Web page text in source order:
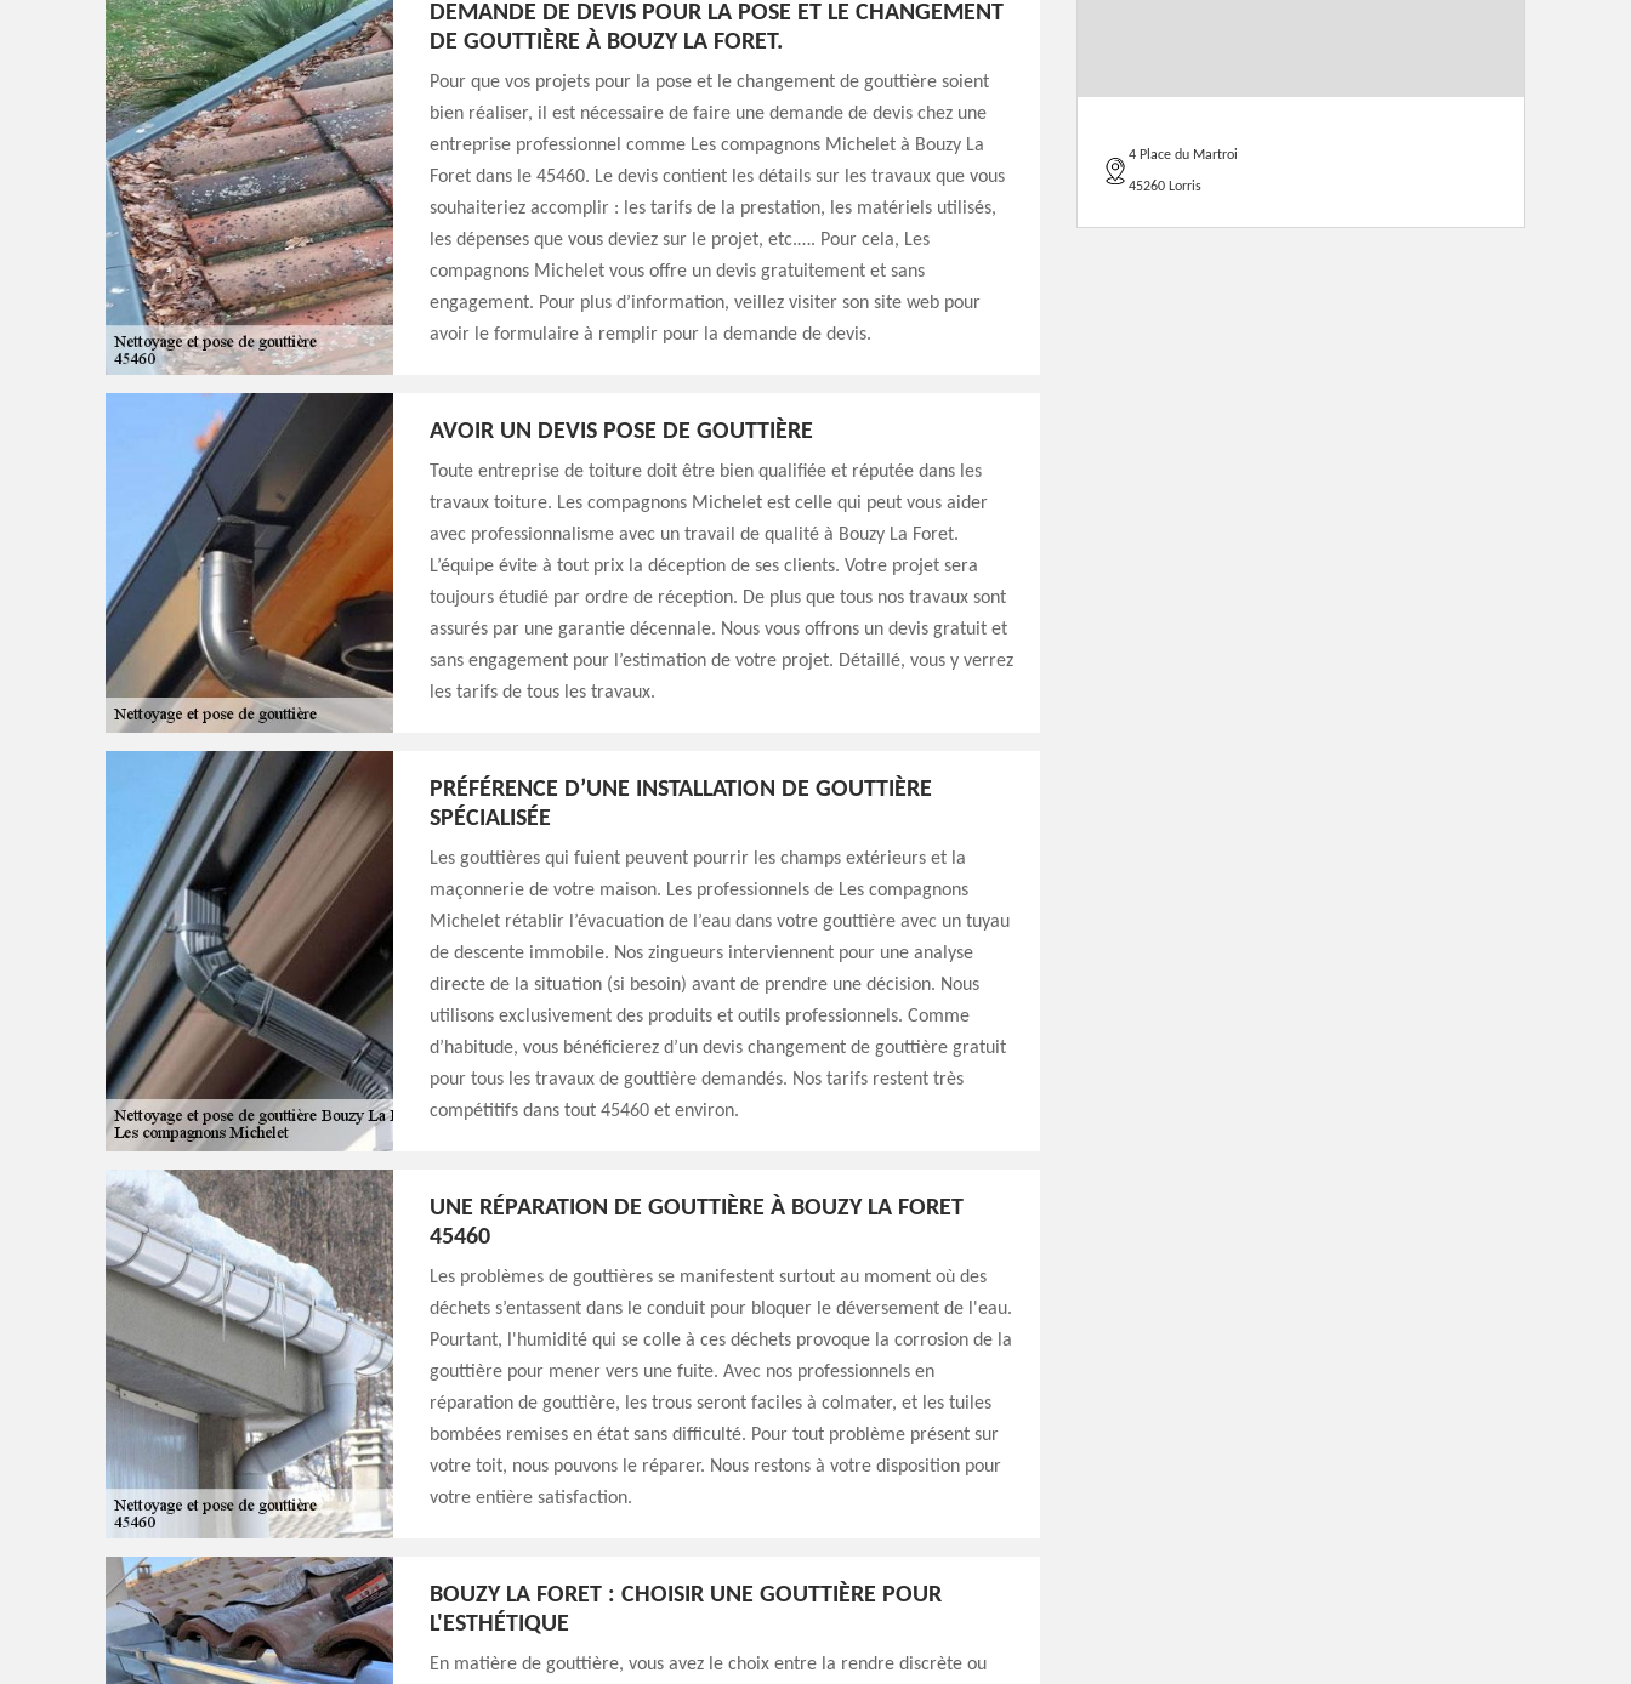
DEMANDE DE DEVIS POUR LA POSE ET LE CHANGEMENT
DE GOUTTIÈRE À BOUZY LA FORET.
Pour que vos projets pour la pose et le changement de gouttière soient
bien réaliser, il est nécessaire de faire une demande de devis chez une
entreprise professionnel comme Les compagnons Michelet à Bouzy La
Foret dans le 45460. Le devis contient les détails sur les travaux que vous
souhaiteriez accomplir : les tarifs de la prestation, les matériels utilisés,
les dépenses que vous deviez sur le projet, etc.…. Pour cela, Les
compagnons Michelet vous offre un devis gratuitement et sans
engagement. Pour plus d’information, veillez visiter son site web pour
avoir le formulaire à remplir pour la demande de devis.
AVOIR UN DEVIS POSE DE GOUTTIÈRE
Toute entreprise de toiture doit être bien qualifiée et réputée dans les
travaux toiture. Les compagnons Michelet est celle qui peut vous aider
avec professionnalisme avec un travail de qualité à Bouzy La Foret.
L’équipe évite à tout prix la déception de ses clients. Votre projet sera
toujours étudié par ordre de réception. De plus que tous nos travaux sont
assurés par une garantie décennale. Nous vous offrons un devis gratuit et
sans engagement pour l’estimation de votre projet. Détaillé, vous y verrez
les tarifs de tous les travaux.
PRÉFÉRENCE D’UNE INSTALLATION DE GOUTTIÈRE
SPÉCIALISÉE
Les gouttières qui fuient peuvent pourrir les champs extérieurs et la
maçonnerie de votre maison. Les professionnels de Les compagnons
Michelet rétablir l’évacuation de l’eau dans votre gouttière avec un tuyau
de descente immobile. Nos zingueurs interviennent pour une analyse
directe de la situation (si besoin) avant de prendre une décision. Nous
utilisons exclusivement des produits et outils professionnels. Comme
d’habitude, vous bénéficierez d’un devis changement de gouttière gratuit
pour tous les travaux de gouttière demandés. Nos tarifs restent très
compétitifs dans tout 45460 et environ.
UNE RÉPARATION DE GOUTTIÈRE À BOUZY LA FORET
45460
Les problèmes de gouttières se manifestent surtout au moment où des
déchets s’entassent dans le conduit pour bloquer le déversement de l'eau.
Pourtant, l'humidité qui se colle à ces déchets provoque la corrosion de la
gouttière pour mener vers une fuite. Avec nos professionnels en
réparation de gouttière, les trous seront faciles à colmater, et les tuiles
bombées remises en état sans difficulté. Pour tout problème présent sur
votre toit, nous pouvons le réparer. Nous restons à votre disposition pour
votre entière satisfaction.
BOUZY LA FORET : CHOISIR UNE GOUTTIÈRE POUR
L'ESTHÉTIQUE
En matière de gouttière, vous avez le choix entre la rendre discrète ou
4 Place du Martroi
45260 Lorris